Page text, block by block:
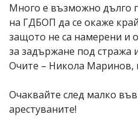
Много е възможно дълго
на ГДБОП да се окаже
защото не са намерени и
за задържане под стража
Очите – Никола Маринов,
Очаквайте след малко във
арестуваните!